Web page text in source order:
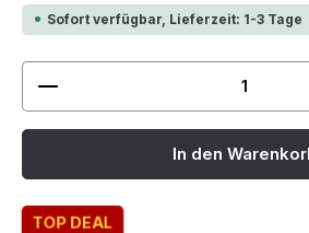
Sofort verfügbar, Lieferzeit: 1-3 Tage
Produkt Anzahl: Gib den
In den
TOP DEAL